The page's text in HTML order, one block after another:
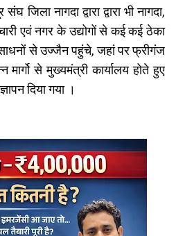
जिला नागदा द्वारा द्वारा भी नागदा,
एवं नगर के उद्योगों से कई कई ठेका
से उज्जैन पहुंचे, जहां पर फ्रीगंज
से मुख्यमंत्री कार्यालय होते हुए
दिया गया ।